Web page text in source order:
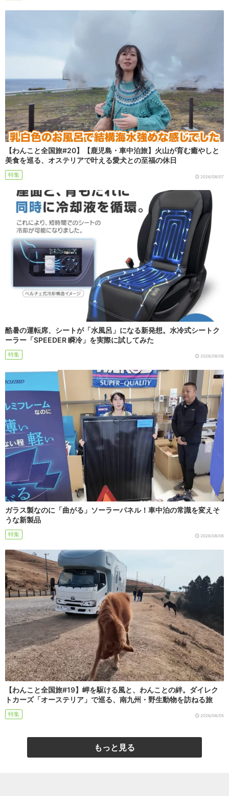
【わんこと全国旅#20】【鹿児島・車中泊旅】火山が育む癒やしと
美食を巡る、オステリアで叶える愛犬との至福の休日
特集 2026/08/07
酷暑の運転席、シートが「水風呂」になる新発想。水冷式シートク
ーラー「SPEEDER 瞬冷」を実際に試してみた
特集 2026/08/06
ガラス製なのに「曲がる」ソーラーパネル！車中泊の常識を変えそ
うな新製品
特集 2026/08/06
【わんこと全国旅#19】岬を駆ける風と、わんことの絆。ダイレク
トカーズ「オーステリア」で巡る、南九州・野生動物を訪ねる旅
特集 2026/08/05
もっと見る